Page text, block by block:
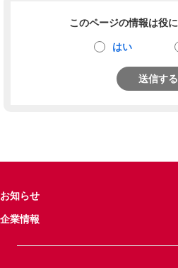
このページの情報は役
はい
送信する
お知らせ
企業情報